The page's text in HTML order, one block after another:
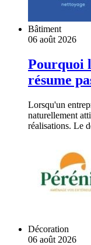
Bâtiment
06 août 2026
Pourquoi
résume
Lorsqu'un
naturellement
réalisations. Le
Décoration
06 août 2026